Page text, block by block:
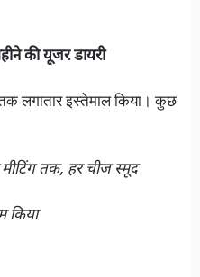
की यूजर डायरी
लगातार इस्तेमाल किया। कुछ
तक, हर चीज स्मूद
किया